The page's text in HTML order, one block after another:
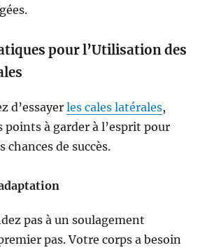
pour l’Utilisation des
d’essayerles cales latérales,
points à garder à l’esprit pour
chances de succès.
pas à un soulagement
pas. Votre corps a besoin